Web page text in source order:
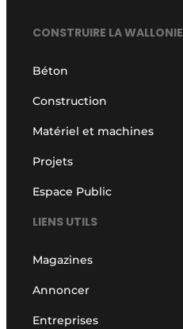
CONSTRUIRE LA WALLONIE
Béton
Construction
Matériel et machines
Projets
Espace Public
LIENS UTILS
Magazines
Annoncer
Entreprises